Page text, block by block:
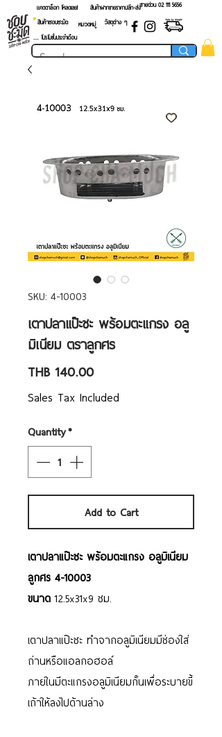
แคตตาล็อก โหลดเลย! สายด่วน 02 ​111 5656
สินค้าฝากขายราคาปลีก-ส่ง
สินค้าชอบชะมัด
หมวดหมู่
วัสดุต่าง ๆ
.... โปรโมชั่นประจำเดือน
SKU: 4-10003
เตาปลาแป๊ะซะ พร้อมตะแกรง อลู
มิเนียม ตราลูกศร
THB 140.00Price
Sales Tax Included
Quantity*
Add to Cart
เตาปลาแป๊ะซะ พร้อมตะแกรง อลูมิเนียม
ลูกศร 4-10003
ขนาด12.5x31x9 ซม.
เตาปลาแป๊ะซะ ทำจากอลูมิเนียมมีช่องใส่
ถ่านหรือแอลกอฮอล์
ภายในมีตะแกรงอลูมิเนียมกั้นเพื่อระบายขี้
เถ้าให้ลงไปด้านล่าง